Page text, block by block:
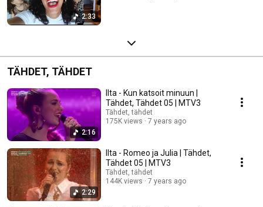
2:33
TÄHDET, TÄHDET
2:16
Ilta - Kun katsoit minuun |
Tähdet, Tähdet 05 | MTV3
Tähdet, tähdet
175K views
7 years ago
2:29
Ilta - Romeo ja Julia | Tähdet,
Tähdet 05 | MTV3
Tähdet, tähdet
144K views
7 years ago